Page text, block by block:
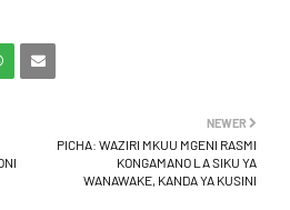
NEWER
PICHA: WAZIRI MKUU MGENI RASMI
KONGAMANO LA SIKU YA
WANAWAKE, KANDA YA KUSINI